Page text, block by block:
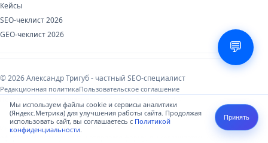
Кейсы
SEO-чеклист 2026
GEO-чеклист 2026
© 2026 Александр Тригуб - частный SEO-специалист
Редакционная политикаПользовательское соглашение
Информация носит справочный характер и не является публичной
Мы используем файлы cookie и сервисы аналитики
(Яндекс.Метрика) для улучшения работы сайта. Продолжая
использовать сайт, вы соглашаетесь с Политикой
конфиденциальности.
Принять
💬